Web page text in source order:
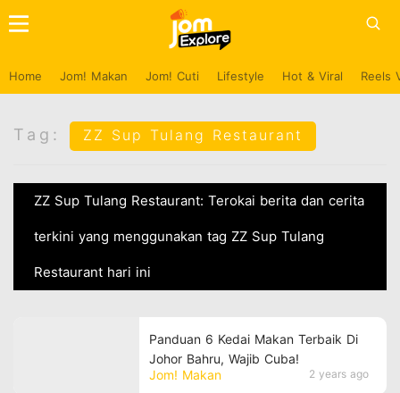
Home Jom! Makan Jom! Cuti Lifestyle Hot & Viral Reels
Tag: ZZ Sup Tulang Restaurant
ZZ Sup Tulang Restaurant: Terokai berita dan cerita
terkini yang menggunakan tag ZZ Sup Tulang
Restaurant hari ini
Jom! Makan 2 years ago
Panduan 6 Kedai Makan Terbaik Di
Johor Bahru, Wajib Cuba!